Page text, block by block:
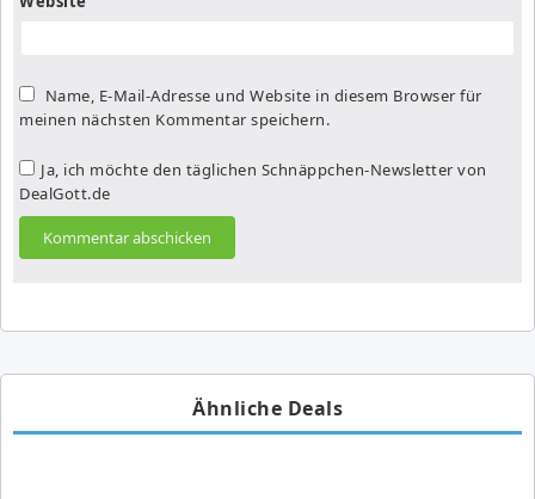
Name, E-Mail-Adresse und Website in diesem Browser für
meinen nächsten Kommentar speichern.
Ja, ich möchte den täglichen Schnäppchen-Newsletter von
DealGott.de
Ähnliche Deals